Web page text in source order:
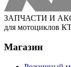
ЗАПЧАСТИ И
для мотоциклов
Магазин